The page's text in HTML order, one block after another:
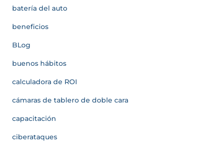
batería del auto
beneficios
BLog
buenos hábitos
calculadora de ROI
cámaras de tablero de doble cara
capacitación
ciberataques